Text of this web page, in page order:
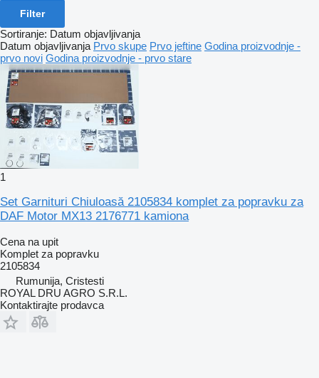
Filter
Sortiranje: Datum objavljivanja
Datum objavljivanja Prvo skupe Prvo jeftine Godina proizvodnje -
prvo novi Godina proizvodnje - prvo stare
1
Set Garnituri Chiuloasă 2105834 komplet za popravku za
DAF Motor MX13 2176771 kamiona
Cena na upit
Komplet za popravku
2105834
Rumunija, Cristesti
ROYAL DRU AGRO S.R.L.
Kontaktirajte prodavca